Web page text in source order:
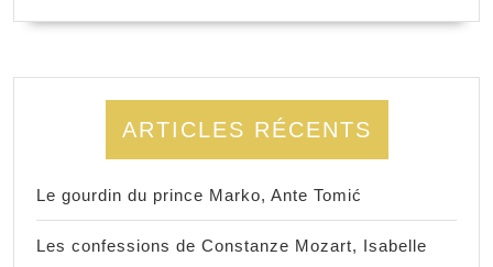
ARTICLES RÉCENTS
Le gourdin du prince Marko, Ante Tomić
Les confessions de Constanze Mozart, Isabelle